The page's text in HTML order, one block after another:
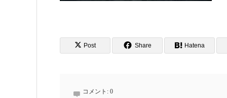
Post Share Hatena
コメント: 0